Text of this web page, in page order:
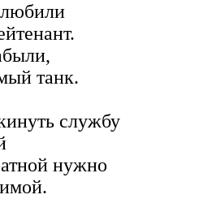
танк.
службу
нужно